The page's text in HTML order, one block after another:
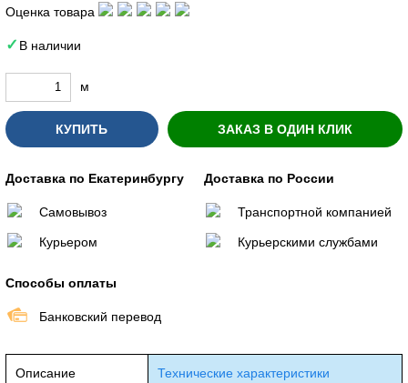
Оценка товара
В наличии
м
КУПИТЬ ЗАКАЗ В ОДИН КЛИК
Доставка по Екатеринбургу
Самовывоз
Курьером
Доставка по России
Транспортной компанией
Курьерскими службами
Способы оплаты
Банковский перевод
Описание Технические характеристики